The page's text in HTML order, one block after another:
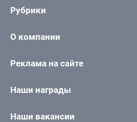
Рубрики
О компании
Реклама на сайте
Наши награды
Наши вакансии